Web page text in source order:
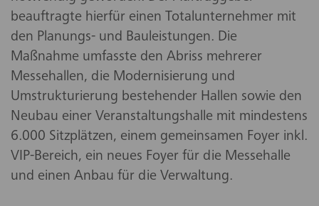
beauftragte hierfür einen Totalunternehmer mit
den Planungs- und Bauleistungen. Die
Maßnahme umfasste den Abriss mehrerer
Messehallen, die Modernisierung und
Umstrukturierung bestehender Hallen sowie den
Neubau einer Veranstaltungshalle mit mindestens
6.000 Sitzplätzen, einem gemeinsamen Foyer inkl.
VIP-Bereich, ein neues Foyer für die Messehalle
und einen Anbau für die Verwaltung.